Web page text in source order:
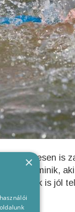
Szentesen is
Dominik,
A többiek is jól
×